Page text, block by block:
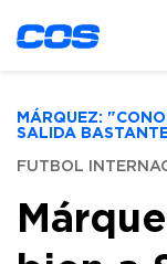
MÁRQUEZ:
SALIDA
FUTBOL